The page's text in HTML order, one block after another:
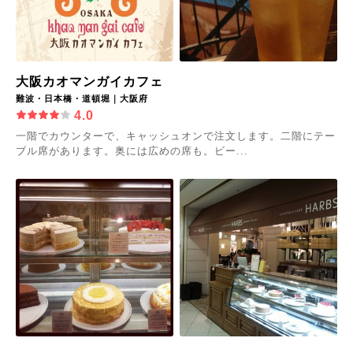
大阪カオマンガイカフェ
難波・日本橋・道頓堀｜大阪府
4.0
一階でカウンターで、キャッシュオンで注文します。二階にテー
ブル席があります。奥には広めの席も。ビー...